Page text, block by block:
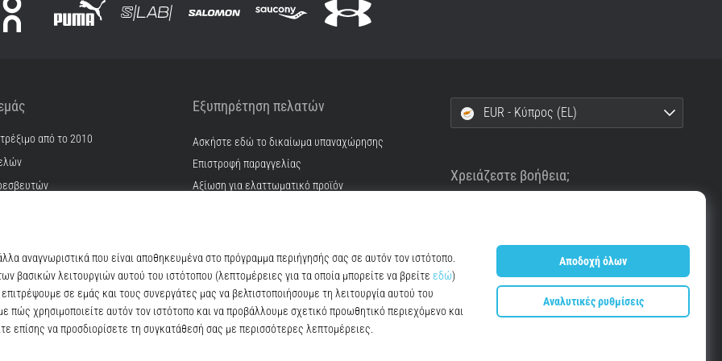
από το 2010
Εξυπηρέτηση πελατών
Ασκήστε εδώ το δικαίωμα υπαναχώρησης
Επιστροφή παραγγελίας
Αξίωση για ελαττωματικό προϊόν
Επικοινωνία
Συχνές ερωτήσεις
Πολιτική απορρήτου
EUR - Κύπρος (EL)
Χρειάζεστε βοήθεια;
info@top4running.cy